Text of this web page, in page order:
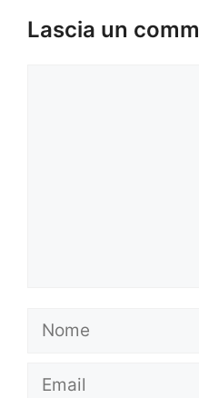
Lascia un
Nome
Email